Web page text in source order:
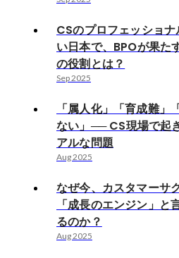
CSのプロフェッショ
い日本で、BPOが果た
の役割とは？
Sep 2025
「属人化」「育成難」
ない」── CS現場で起
アルな問題
Aug 2025
なぜ今、カスタマーサ
「成長のエンジン」と
るのか？
Aug 2025